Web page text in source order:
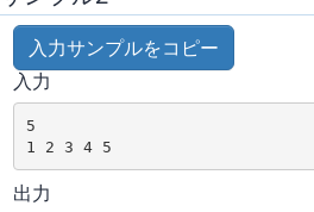
入力サンプルをコピー
入力
5
1 2 3 4 5
出力